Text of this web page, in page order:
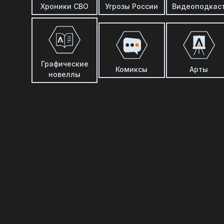
Хроники СВО Угрозы России
Графические
новеллы
Комиксы Арты